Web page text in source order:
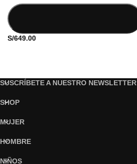
S/649.00
SUSCRÍBETE A NUESTRO NEWSLETTER
SHOP
MUJER
HOMBRE
NIÑOS